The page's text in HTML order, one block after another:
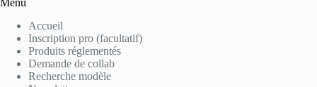
Menu
Accueil
Inscription pro (facultatif)
Produits réglementés
Demande de collab
Recherche modèle